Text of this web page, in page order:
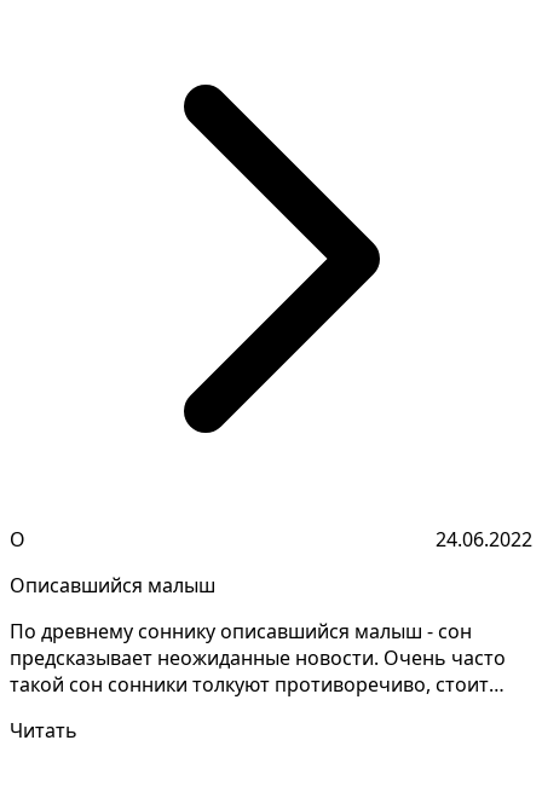
О
24.06.2022
Описавшийся малыш
По древнему соннику описавшийся малыш - сон
предсказывает неожиданные новости. Очень часто
такой сон сонники толкуют противоречиво, стоит
Читать